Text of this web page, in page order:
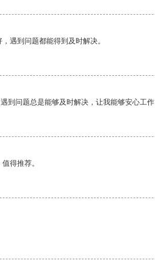
遇到问题都能得到及时解决。
到问题总是能够及时解决，让我能够安心工
得推荐。